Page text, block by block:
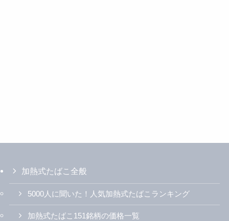
加熱式たばこ全般
5000人に聞いた！人気加熱式たばこランキング
加熱式たばこ151銘柄の価格一覧